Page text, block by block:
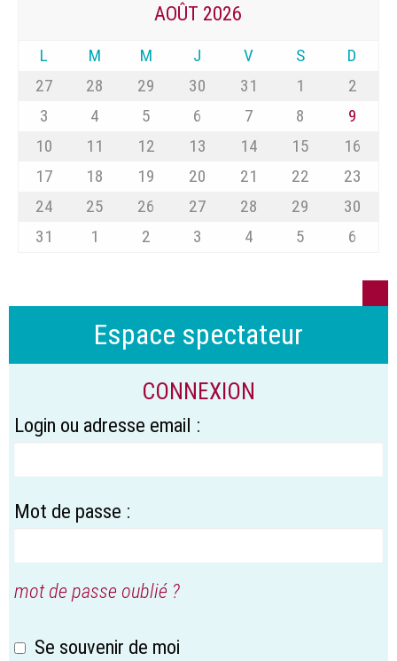
AOÛT 2026
L M M J V S
D
27
28 29 30 31 1
2
3
4 5 6 7 8
9
10
11 12 13 14 15
16
17
18 19 20 21 22
23
24
25 26 27 28 29
30
31
1 2 3 4 5 6
Espace spectateur
CONNEXION
Login ou adresse email :
Mot de passe :
mot de passe oublié ?
Se souvenir de moi